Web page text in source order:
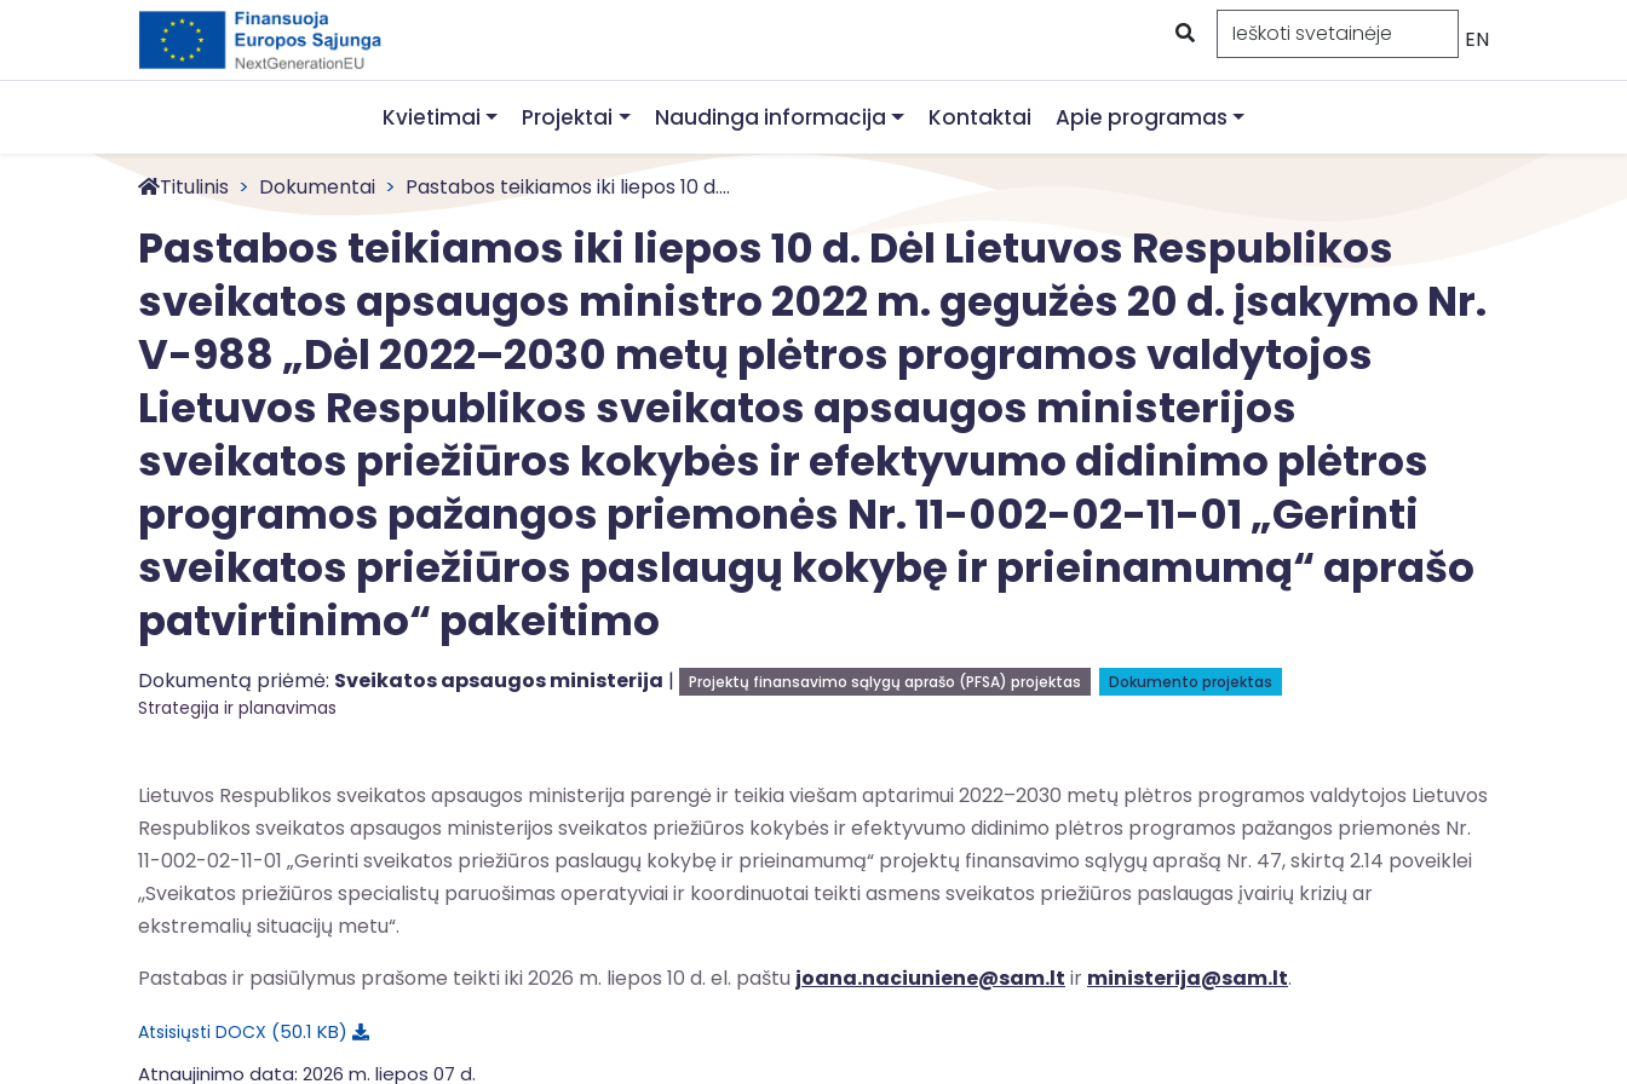
EN
Kvietimai Projektai Naudinga informacija Kontaktai Apie programas
Titulinis Dokumentai Pastabos teikiamos iki liepos 10 d....
Pastabos teikiamos iki liepos 10 d. Dėl Lietuvos Respublikos
sveikatos apsaugos ministro 2022 m. gegužės 20 d. įsakymo Nr.
V-988 „Dėl 2022–2030 metų plėtros programos valdytojos
Lietuvos Respublikos sveikatos apsaugos ministerijos
sveikatos priežiūros kokybės ir efektyvumo didinimo plėtros
programos pažangos priemonės Nr. 11-002-02-11-01 „Gerinti
sveikatos priežiūros paslaugų kokybę ir prieinamumą“ aprašo
patvirtinimo“ pakeitimo
Dokumentą priėmė: Sveikatos apsaugos ministerija | Projektų finansavimo sąlygų aprašo (PFSA) projektas Dokumento projektas
Strategija ir planavimas
Lietuvos Respublikos sveikatos apsaugos ministerija parengė ir teikia viešam aptarimui 2022–2030 metų plėtros programos valdytojos Lietuvos
Respublikos sveikatos apsaugos ministerijos sveikatos priežiūros kokybės ir efektyvumo didinimo plėtros programos pažangos priemonės Nr.
11-002-02-11-01 „Gerinti sveikatos priežiūros paslaugų kokybę ir prieinamumą“ projektų finansavimo sąlygų aprašą Nr. 47, skirtą 2.14 poveiklei
,,Sveikatos priežiūros specialistų paruošimas operatyviai ir koordinuotai teikti asmens sveikatos priežiūros paslaugas įvairių krizių ar
ekstremalių situacijų metu“.
Pastabas ir pasiūlymus prašome teikti iki 2026 m. liepos 10 d. el. paštu joana.naciuniene@sam.lt ir ministerija@sam.lt.
Atsisiųsti DOCX
50.1 KB
Atnaujinimo data: 2026 m. liepos 07 d.